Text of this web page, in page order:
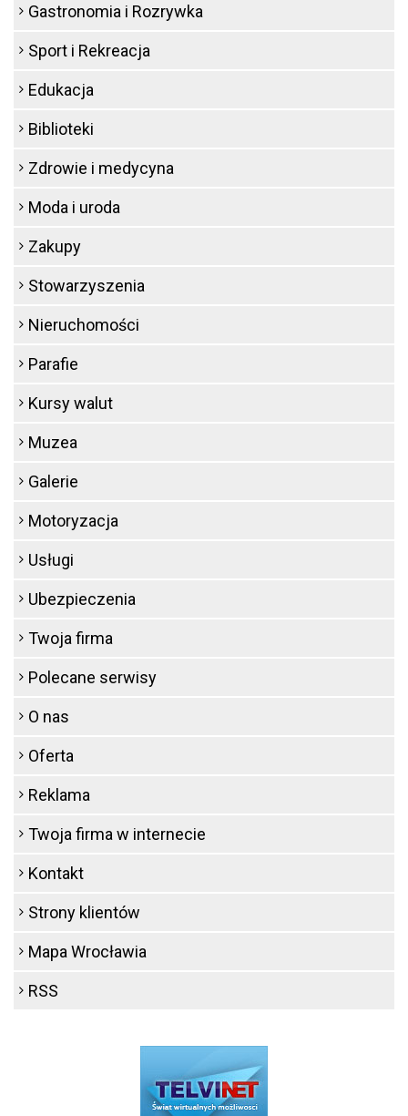
Gastronomia i Rozrywka
Sport i Rekreacja
Edukacja
Biblioteki
Zdrowie i medycyna
Moda i uroda
Zakupy
Stowarzyszenia
Nieruchomości
Parafie
Kursy walut
Muzea
Galerie
Motoryzacja
Usługi
Ubezpieczenia
Twoja firma
Polecane serwisy
O nas
Oferta
Reklama
Twoja firma w internecie
Kontakt
Strony klientów
Mapa Wrocławia
RSS